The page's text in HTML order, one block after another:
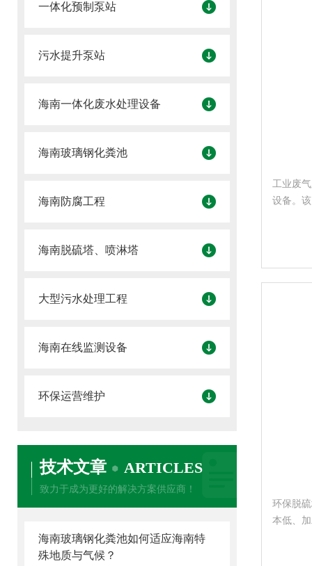
一体化预制泵站
污水提升泵站
海南一体化废水处理设备
海南玻璃钢化粪池
海南防腐工程
海南脱硫塔、喷淋塔
大型污水处理工程
海南在线监测设备
环保运营维护
技术文章 ARTICLES
致力于成为更好的解决方案供应商！
海南玻璃钢化粪池如何适应海南特
殊地质与气候？
工业废
设备。
环保脱
本低、